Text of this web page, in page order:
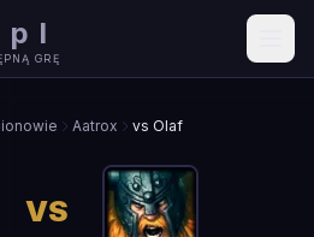
pl
GRĘ
Aatrox vs Olaf
VS